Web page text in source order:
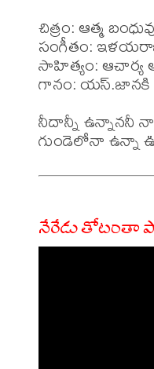
చిత్రం: ఆత్మ
సంగీతం:
సాహిత్యం: ఆచార్య
గానం: యస్.జానకి
నీదాన్నీ ఉన్నాననీ నా
నేరేడు తోటంతా